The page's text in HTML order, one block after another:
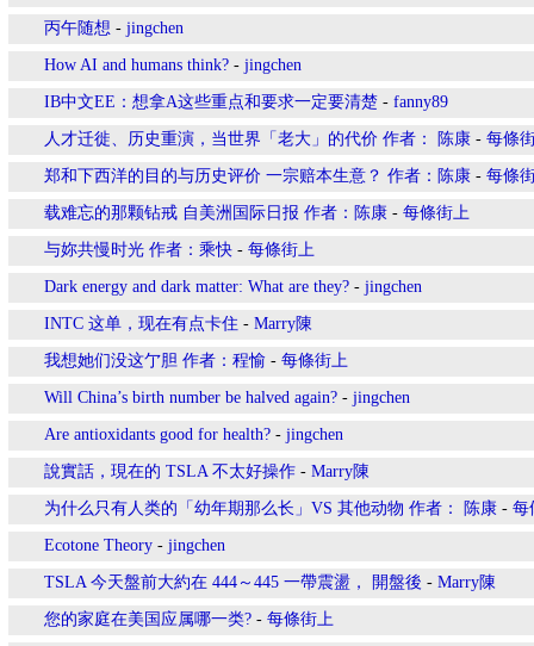
丙午随想 - jingchen
How AI and humans think? - jingchen
IB中文EE：想拿A这些重点和要求一定要清楚 - fanny89
人才迁徙、历史重演，当世界「老大」的代价 作者： 陈康 - 每條
郑和下西洋的目的与历史评价 一宗赔本生意？ 作者：陈康 - 每條
载难忘的那颗钻戒 自美洲国际日报 作者：陈康 - 每條街上
与妳共慢时光 作者：乘快 - 每條街上
Dark energy and dark matter: What are they? - jingchen
INTC 这单，现在有点卡住 - Marry陳
我想她们没这亇胆 作者：程愉 - 每條街上
Will China’s birth number be halved again? - jingchen
Are antioxidants good for health? - jingchen
說實話，現在的 TSLA 不太好操作 - Marry陳
为什么只有人类的「幼年期那么长」VS 其他动物 作者： 陈康 - 每
Ecotone Theory - jingchen
TSLA 今天盤前大約在 444～445 一帶震盪， 開盤後 - Marry陳
您的家庭在美国应属哪一类? - 每條街上